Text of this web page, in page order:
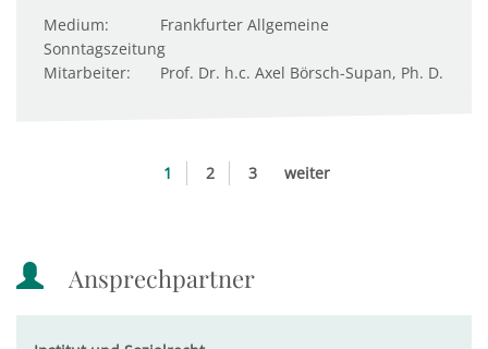
Medium:
Frankfurter Allgemeine
Sonntagszeitung
Mitarbeiter:
Prof. Dr. h.c. Axel Börsch-Supan, Ph. D.
1 2 3 weiter
Ansprechpartner